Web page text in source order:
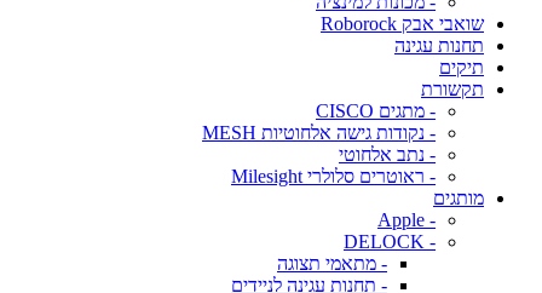
שואבי אבק Roborock
תחנות עגינה
תיקים
תקשורת
- מתגים CISCO
- נקודות גישה אלחוטיות MESH
- נתב אלחוטי
- ראוטרים סלולרי Milesight
מותגים
- Apple
- DELOCK
- מתאמי תצוגה
- תחנות עגינה לניידים